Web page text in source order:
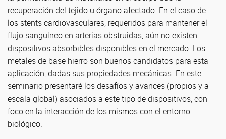
recuperación del tejido u órgano afectado. En el caso de
los stents cardiovasculares, requeridos para mantener el
flujo sanguíneo en arterias obstruidas, aún no existen
dispositivos absorbibles disponibles en el mercado. Los
metales de base hierro son buenos candidatos para esta
aplicación, dadas sus propiedades mecánicas. En este
seminario presentaré los desafíos y avances (propios y a
escala global) asociados a este tipo de dispositivos, con
foco en la interacción de los mismos con el entorno
biológico.